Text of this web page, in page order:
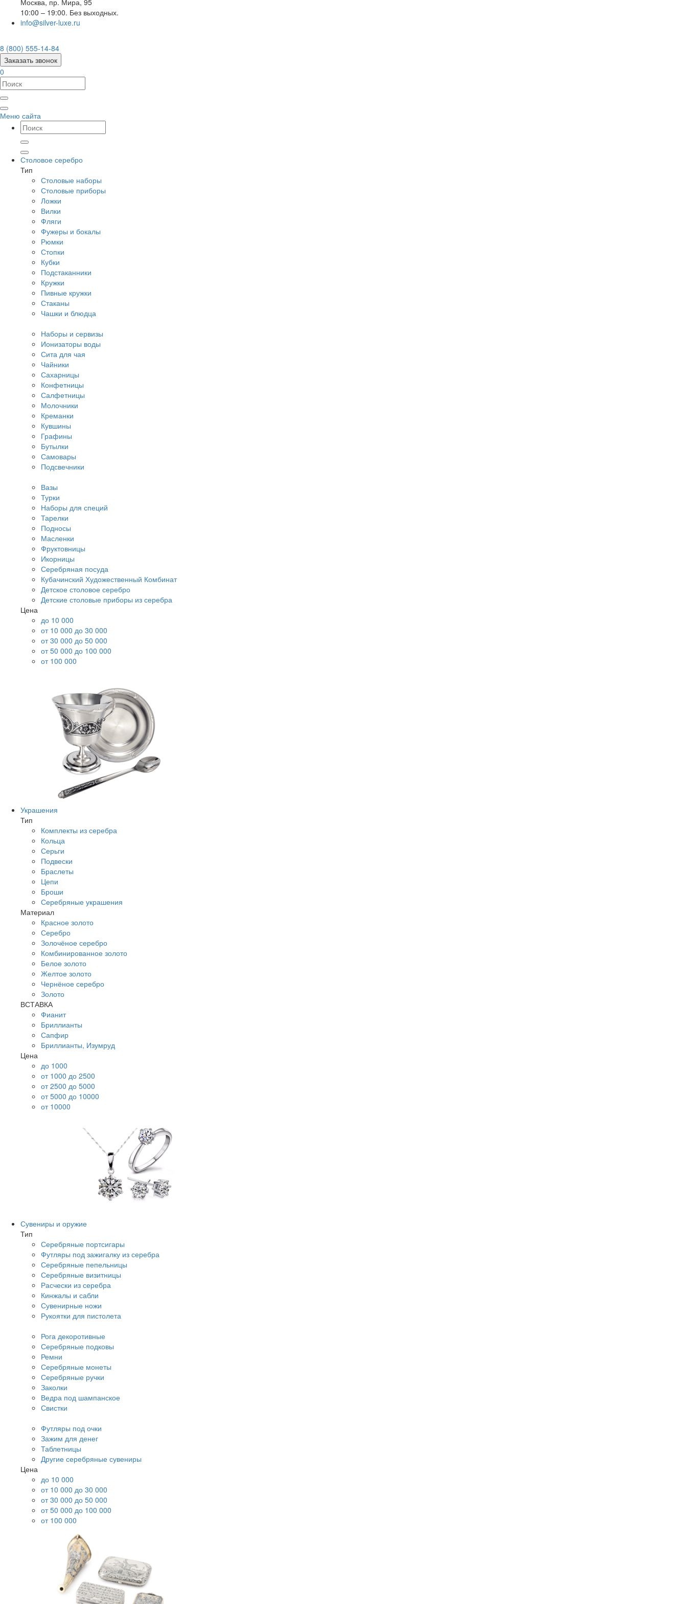
Москва, пр. Мира, 95
10:00 – 19:00. Без выходных.
info@silver-luxe.ru
8 (800) 555-14-84
Заказать звонок
0
Меню сайта
Столовое серебро
Тип
Столовые наборы
Столовые приборы
Ложки
Вилки
Фляги
Фужеры и бокалы
Рюмки
Стопки
Кубки
Подстаканники
Кружки
Пивные кружки
Стаканы
Чашки и блюдца
Наборы и сервизы
Ионизаторы воды
Сита для чая
Чайники
Сахарницы
Конфетницы
Салфетницы
Молочники
Креманки
Кувшины
Графины
Бутылки
Самовары
Подсвечники
Вазы
Турки
Наборы для специй
Тарелки
Подносы
Масленки
Фруктовницы
Икорницы
Серебряная посуда
Кубачинский Художественный Комбинат
Детское столовое серебро
Детские столовые приборы из серебра
Цена
до 10 000
от 10 000 до 30 000
от 30 000 до 50 000
от 50 000 до 100 000
от 100 000
Украшения
Тип
Комплекты из серебра
Кольца
Серьги
Подвески
Браслеты
Цепи
Броши
Серебряные украшения
Материал
Красное золото
Серебро
Золочёное серебро
Комбинированное золото
Белое золото
Желтое золото
Чернёное серебро
Золото
ВСТАВКА
Фианит
Бриллианты
Сапфир
Бриллианты, Изумруд
Цена
до 1000
от 1000 до 2500
от 2500 до 5000
от 5000 до 10000
от 10000
Сувениры и оружие
Тип
Серебряные портсигары
Футляры под зажигалку из серебра
Серебряные пепельницы
Серебряные визитницы
Расчески из серебра
Кинжалы и сабли
Сувенирные ножи
Рукоятки для пистолета
Рога декоротивные
Серебряные подковы
Ремни
Серебряные монеты
Серебряные ручки
Заколки
Ведра под шампанское
Свистки
Футляры под очки
Зажим для денег
Таблетницы
Другие серебряные сувениры
Цена
до 10 000
от 10 000 до 30 000
от 30 000 до 50 000
от 50 000 до 100 000
от 100 000